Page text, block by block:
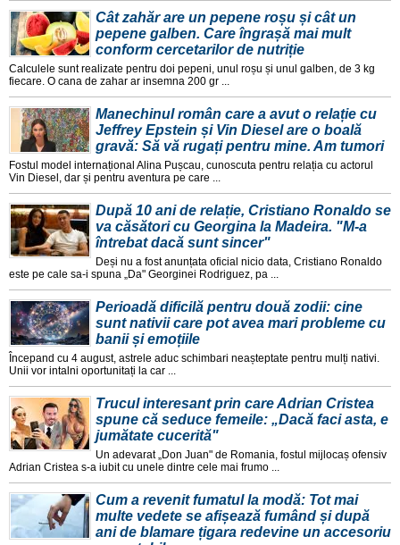
Cât zahăr are un pepene roșu și cât un
pepene galben. Care îngrașă mai mult
conform cercetarilor de nutriție
Calculele sunt realizate pentru doi pepeni, unul roșu și unul galben, de 3 kg
fiecare. O cana de zahar ar insemna 200 gr ...
Manechinul român care a avut o relație cu
Jeffrey Epstein și Vin Diesel are o boală
gravă: Să vă rugați pentru mine. Am tumori
Fostul model internațional Alina Pușcau, cunoscuta pentru relația cu actorul
Vin Diesel, dar și pentru aventura pe care ...
După 10 ani de relație, Cristiano Ronaldo se
va căsători cu Georgina la Madeira. "M-a
întrebat dacă sunt sincer"
Deși nu a fost anunțata oficial nicio data, Cristiano Ronaldo
este pe cale sa-i spuna „Da" Georginei Rodriguez, pa ...
Perioadă dificilă pentru două zodii: cine
sunt nativii care pot avea mari probleme cu
banii și emoțiile
Începand cu 4 august, astrele aduc schimbari neașteptate pentru mulți nativi.
Unii vor intalni oportunitați la car ...
Trucul interesant prin care Adrian Cristea
spune că seduce femeile: „Dacă faci asta, e
jumătate cucerită"
Un adevarat „Don Juan" de Romania, fostul mijlocaș ofensiv
Adrian Cristea s-a iubit cu unele dintre cele mai frumo ...
Cum a revenit fumatul la modă: Tot mai
multe vedete se afișează fumând și după
ani de blamare țigara redevine un accesoriu